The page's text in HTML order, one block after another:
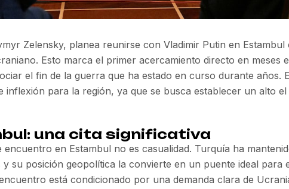
Zelensky, planea reunirse con Vladimir Putin en
Esto marca el primer acercamiento directo en meses
el fin de la guerra que ha estado en curso durante años.
inflexión para la región, ya que se busca establecer un alto
una cita significativa
encuentro en Estambul no es casualidad. Turquía ha
su posición geopolítica la convierte en un puente ideal para
está condicionado por una demanda clara de